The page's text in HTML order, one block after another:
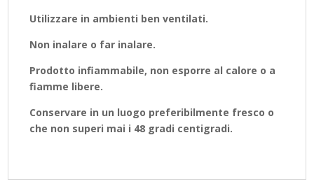
Utilizzare in ambienti ben ventilati.
Non inalare o far inalare.
Prodotto infiammabile, non esporre al calore o a
fiamme libere.
Conservare in un luogo preferibilmente fresco o
che non superi mai i 48 gradi centigradi.